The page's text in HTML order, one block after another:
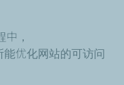
，
优化网站的可访问